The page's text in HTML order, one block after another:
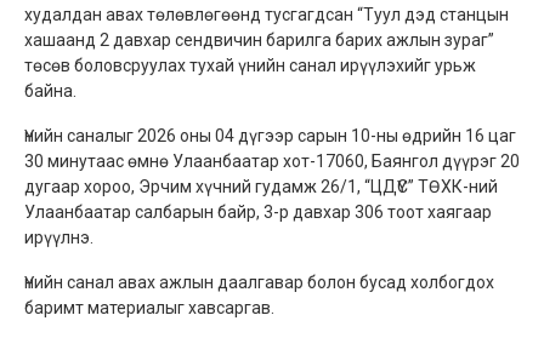
худалдан авах төлөвлөгөөнд тусгагдсан “Туул дэд станцын
хашаанд 2 давхар сендвичин барилга барих ажлын зураг”
төсөв боловсруулах тухай үнийн санал ирүүлэхийг урьж
байна.
Үнийн саналыг 2026 оны 04 дүгээр сарын 10-ны өдрийн 16 цаг
30 минутаас өмнө Улаанбаатар хот-17060, Баянгол дүүрэг 20
дугаар хороо, Эрчим хүчний гудамж 26/1, “ЦДҮС” ТӨХК-ний
Улаанбаатар салбарын байр, 3-р давхар 306 тоот хаягаар
ирүүлнэ.
Үнийн санал авах ажлын даалгавар болон бусад холбогдох
баримт материалыг хавсаргав.